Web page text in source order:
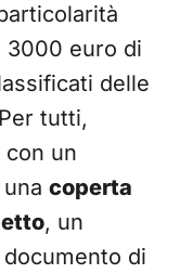
3000 euro di
delle
tutti,
con un
coperta
, un
di